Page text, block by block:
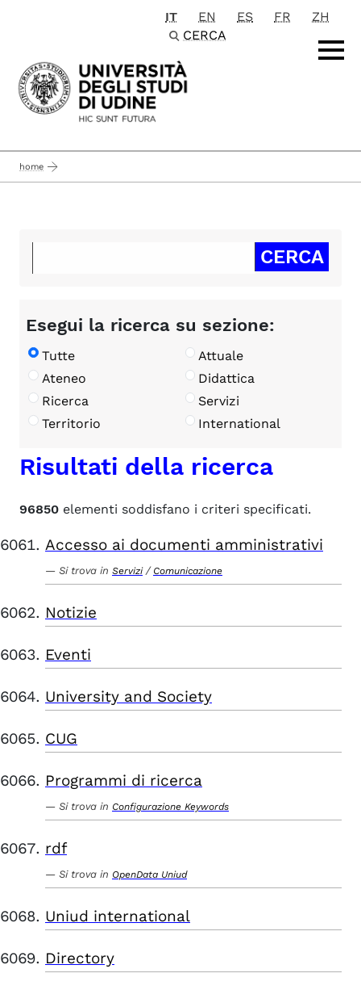
Passa al contenuto principale
IT EN ES FR
ZH
CERCA
home
Esegui la ricerca su sezione:
Tutte
Attuale
Ateneo
Didattica
Ricerca
Servizi
Territorio
International
Risultati della ricerca
96850 elementi soddisfano i criteri specificati.
Accesso ai documenti amministrativi
Si trova in Servizi / Comunicazione
Notizie
Eventi
University and Society
CUG
Programmi di ricerca
Si trova in Configurazione Keywords
rdf
Si trova in OpenData Uniud
Uniud international
Directory